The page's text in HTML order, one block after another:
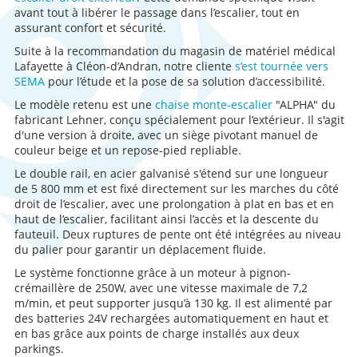
avant tout à libérer le passage dans l’escalier, tout en
assurant confort et sécurité.
Suite à la recommandation du magasin de matériel médical
Lafayette à Cléon-d’Andran, notre cliente s’est tournée vers
SEMApour l’étude et la pose de sa solution d’accessibilité.
Le modèle retenu est une chaise monte-escalier"ALPHA" du
fabricant Lehner, conçu spécialement pour l’extérieur. Il s'agit
d'une version à droite, avec un siège pivotant manuel de
couleur beige et un repose-pied repliable.
Le double rail, en acier galvanisé s'étend sur une longueur
de 5 800 mm et est fixé directement sur les marches du côté
droit de l’escalier, avec une prolongation à plat en bas et en
haut de l’escalier, facilitant ainsi l’accès et la descente du
fauteuil. Deux ruptures de pente ont été intégrées au niveau
du palier pour garantir un déplacement fluide.
Le système fonctionne grâce à un moteur à pignon-
crémaillère de 250W, avec une vitesse maximale de 7,2
m/min, et peut supporter jusqu’à 130 kg. Il est alimenté par
des batteries 24V rechargées automatiquement en haut et
en bas grâce aux points de charge installés aux deux
parkings.